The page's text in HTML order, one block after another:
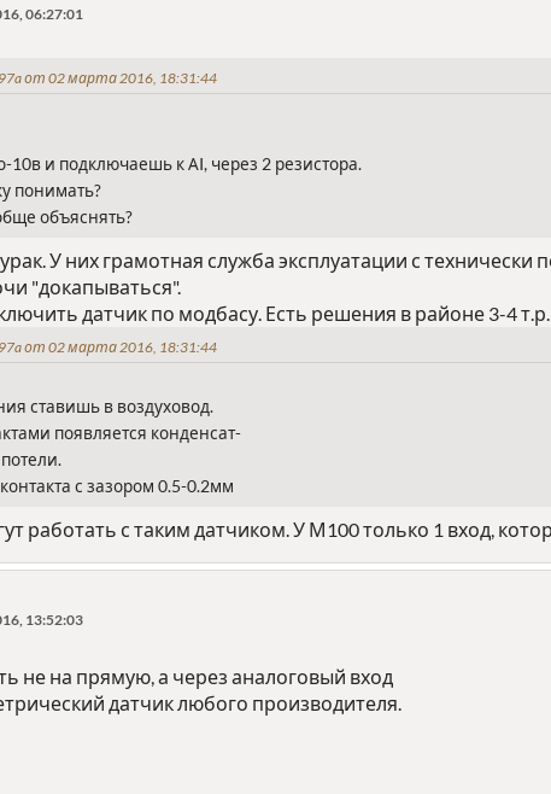
06:27:01
от 02 марта 2016, 18:31:44
10в и подключаешь к АI, через 2 резистора.
понимать?
объяснять?
У них грамотная служба эксплуатации с
"докапываться".
датчик по модбасу. Есть решения в районе 3-4 т.р.
от 02 марта 2016, 18:31:44
ставишь в воздуховод.
появляется конденсат-
с зазором 0.5-0.2мм
работать с таким датчиком. У М100 только 1 вход,
13:52:03
не на прямую, а через аналоговый вход
датчик любого производителя.